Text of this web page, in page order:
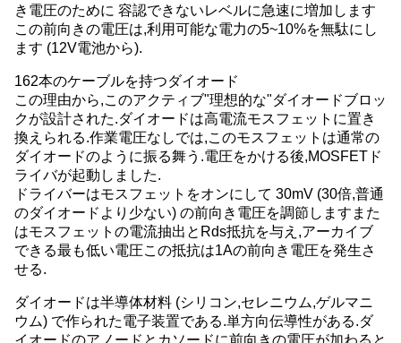
き電圧のために 容認できないレベルに急速に増加します
この前向きの電圧は,利用可能な電力の5~10%を無駄にし
ます (12V電池から).
162本のケーブルを持つダイオード
この理由から,このアクティブ"理想的な"ダイオードブロッ
クが設計された.ダイオードは高電流モスフェットに置き
換えられる.作業電圧なしでは,このモスフェットは通常の
ダイオードのように振る舞う.電圧をかける後,MOSFETド
ライバが起動しました.
ドライバーはモスフェットをオンにして 30mV (30倍,普通
のダイオードより少ない) の前向き電圧を調節しますまた
はモスフェットの電流抽出とRds抵抗を与え,アーカイブ
できる最も低い電圧この抵抗は1Aの前向き電圧を発生さ
せる.
ダイオードは半導体材料 (シリコン,セレニウム,ゲルマニ
ウム) で作られた電子装置である.単方向伝導性がある.ダ
イオードのアノードとカソードに前向きの電圧が加わると